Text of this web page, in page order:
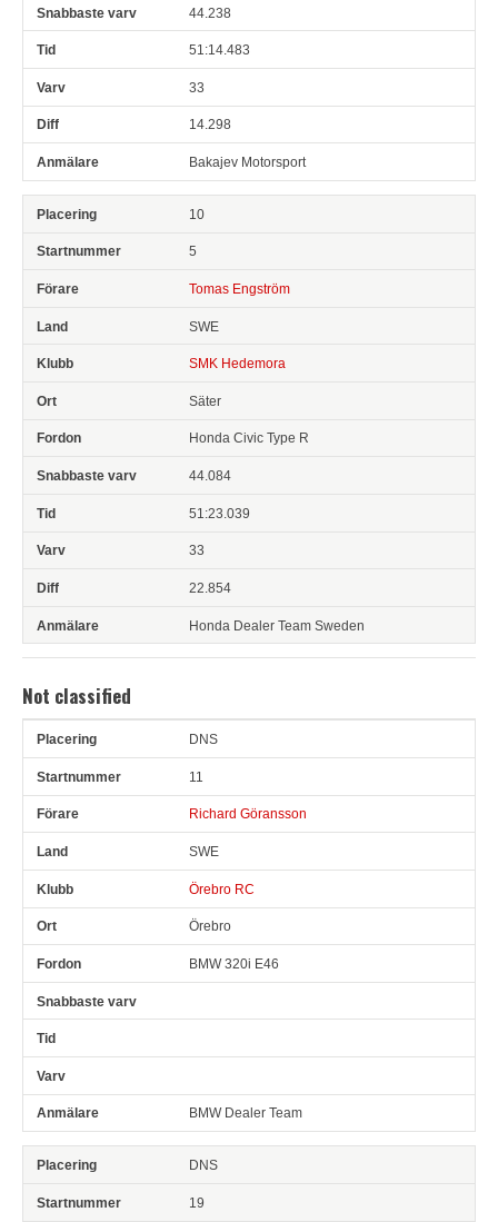
44.238
51:14.483
33
14.298
Bakajev Motorsport
10
5
Tomas Engström
SWE
SMK Hedemora
Säter
Honda Civic Type R
44.084
51:23.039
33
22.854
Honda Dealer Team Sweden
Not classified
Pl Snr Land
DNS
11
Richard Göransson
SWE
Örebro RC
Örebro
BMW 320i E46
BMW Dealer Team
DNS
19